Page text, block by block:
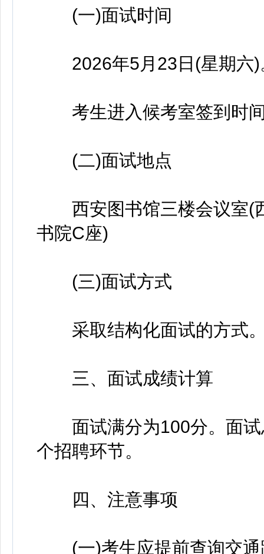
(一)面试时间
2026年5月23日(星期六)
考生进入候考室签到时
(二)面试地点
西安图书馆三楼会议室(
书院C座)
(三)面试方式
采取结构化面试的方式。
三、面试成绩计算
面试满分为100分。面试
个招聘环节。
四、注意事项
(一)考生应提前查询交通